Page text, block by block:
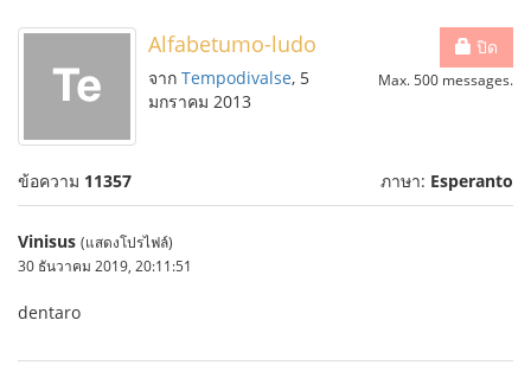
ปิด
Max. 500 messages.
Alfabetumo-ludo
จาก Tempodivalse, 5
มกราคม 2013
ข้อความ 11357 ภาษา: Esperanto
Vinisus (แสดงโปรไฟล์)
30 ธันวาคม 2019, 20:11:51
dentaro